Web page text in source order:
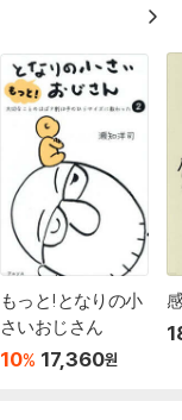
もっと!となりの小
さいおじさん
10% 17,360원